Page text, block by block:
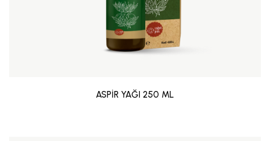
ASPİR YAĞI 250 ML